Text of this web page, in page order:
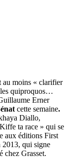
au moins « clarifier
les quiproquos…
Erner
cette semaine.
Diallo,
ta race » qui se
aux éditions First
qui signe
chez Grasset.